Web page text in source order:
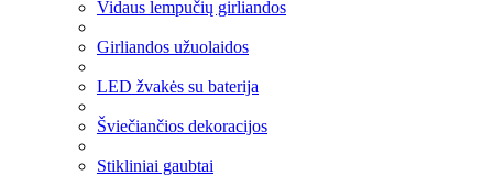
Vidaus lempučių girliandos
Girliandos užuolaidos
LED žvakės su baterija
Šviečiančios dekoracijos
Stikliniai gaubtai